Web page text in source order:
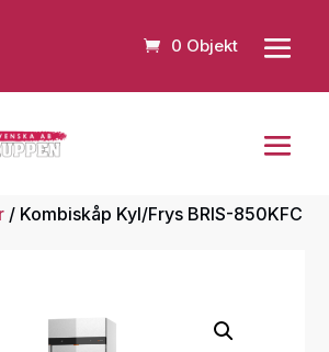
0 Objekt
/ Kombiskåp Kyl/Frys BRIS-850KFC